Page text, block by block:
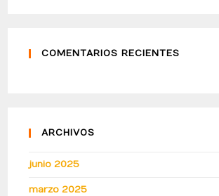
COMENTARIOS RECIENTES
ARCHIVOS
junio 2025
marzo 2025